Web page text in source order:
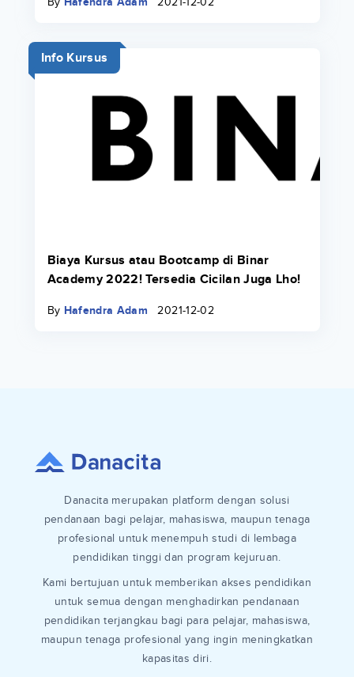
Info Kursus
Biaya Kursus atau Bootcamp di Binar
Academy 2022! Tersedia Cicilan Juga Lho!
By Hafendra Adam 2021-12-02
Danacita merupakan platform dengan solusi
pendanaan bagi pelajar, mahasiswa, maupun tenaga
profesional untuk menempuh studi di lembaga
pendidikan tinggi dan program kejuruan.
Kami bertujuan untuk memberikan akses pendidikan
untuk semua dengan menghadirkan pendanaan
pendidikan terjangkau bagi para pelajar, mahasiswa,
maupun tenaga profesional yang ingin meningkatkan
kapasitas diri.